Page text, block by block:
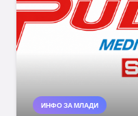
ИНФО ЗА МЛАДИ